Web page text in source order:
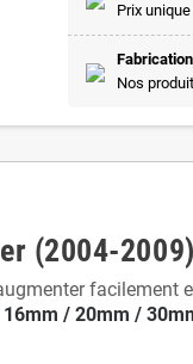
Prix
Nos
(2004-2009)
facilement
/ 20mm /